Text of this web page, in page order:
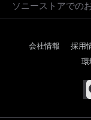
ソニーストアでの
会社情報 採用
環